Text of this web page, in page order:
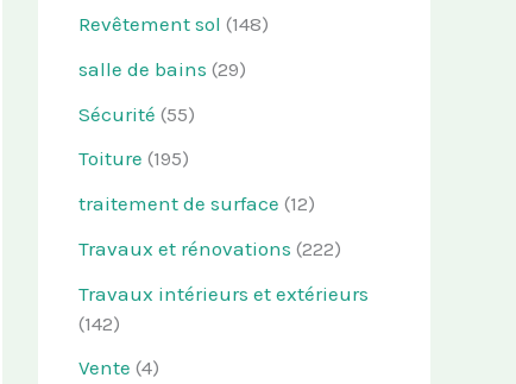
Revêtement sol (148)
salle de bains (29)
Sécurité (55)
Toiture (195)
traitement de surface (12)
Travaux et rénovations (222)
Travaux intérieurs et extérieurs
(142)
Vente (4)